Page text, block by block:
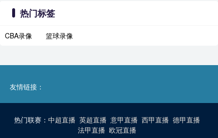
热门标签
CBA录像 篮球录像
友情链接：
热门联赛： 中超直播 英超直播 意甲直播 西甲直播 德甲直播
法甲直播 欧冠直播